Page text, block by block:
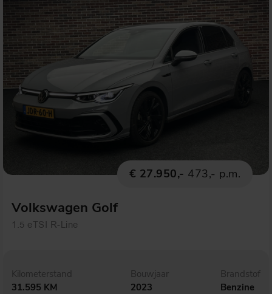
€ 27.950,- 473,- p.m.
Volkswagen Golf
1.5 eTSI R-Line
Kilometerstand
31.595 KM
Bouwjaar
2023
Brandstof
Benzine